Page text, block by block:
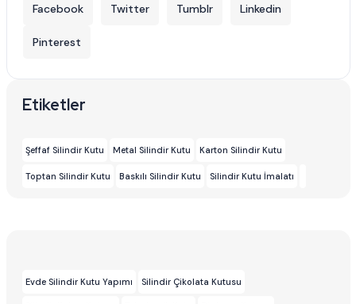
Facebook Twitter Tumblr Linkedin
Pinterest
Etiketler
Şeffaf Silindir Kutu Metal Silindir Kutu Karton Silindir Kutu
Toptan Silindir Kutu Baskılı Silindir Kutu Silindir Kutu İmalatı
Evde Silindir Kutu Yapımı Silindir Çikolata Kutusu